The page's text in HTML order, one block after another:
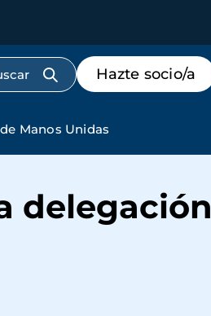
Menú
de
destacados
Hazte socio/a
Manos Unidas
delegación